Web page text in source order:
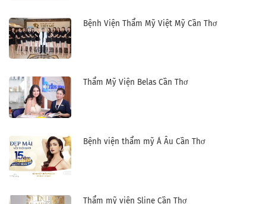
Bệnh Viện Thẩm Mỹ Việt Mỹ Cần Thơ
Thẩm Mỹ Viện Belas Cần Thơ
Bệnh viện thẩm mỹ Á Âu Cần Thơ
Thẩm mỹ viện Sline Cần Thơ